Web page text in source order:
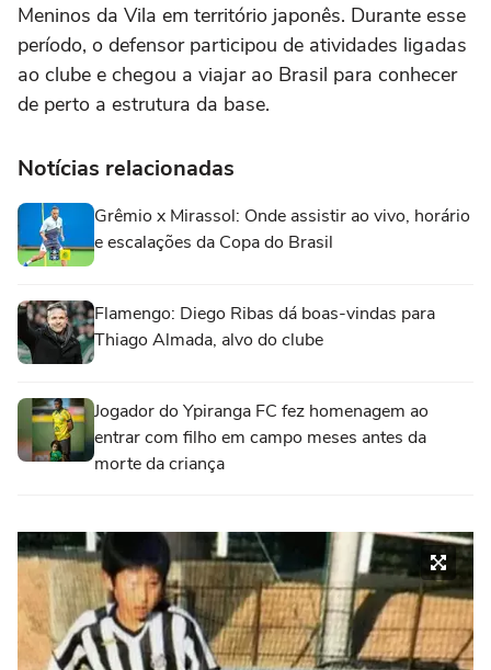
Meninos da Vila em território japonês. Durante esse
período, o defensor participou de atividades ligadas
ao clube e chegou a viajar ao Brasil para conhecer
de perto a estrutura da base.
Notícias relacionadas
Grêmio x Mirassol: Onde assistir ao vivo, horário
e escalações da Copa do Brasil
Flamengo: Diego Ribas dá boas-vindas para
Thiago Almada, alvo do clube
Jogador do Ypiranga FC fez homenagem ao
entrar com filho em campo meses antes da
morte da criança